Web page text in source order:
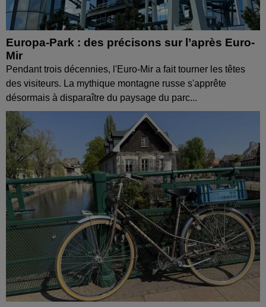
Europa-Park : des précisons sur l’après Euro-
Mir
Pendant trois décennies, l'Euro-Mir a fait tourner les têtes
des visiteurs. La mythique montagne russe s'apprête
désormais à disparaître du paysage du parc...